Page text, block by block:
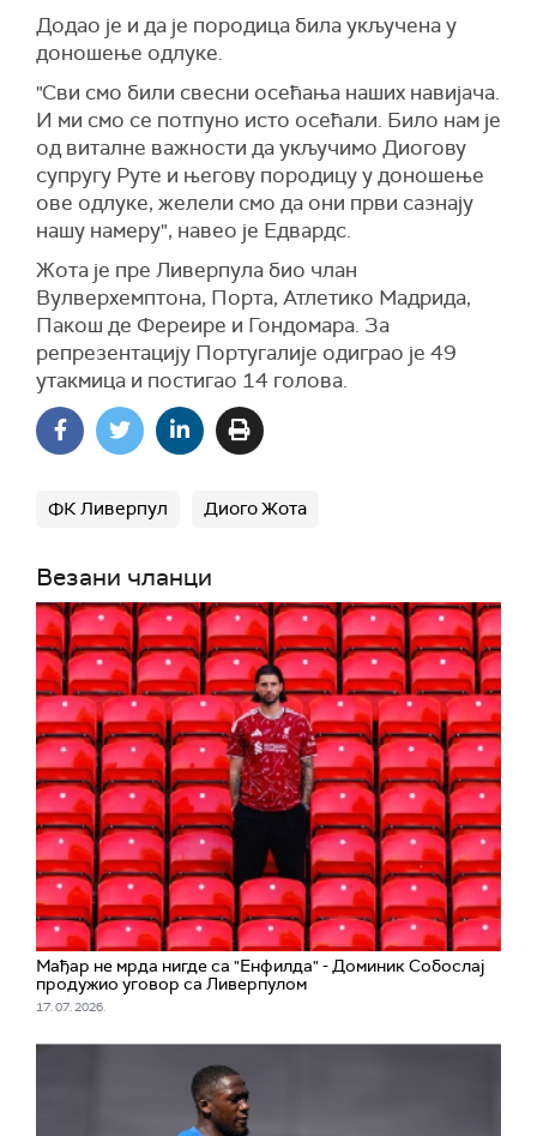
Додао је и да је породица била укључена у
доношење одлуке.
"Сви смо били свесни осећања наших навијача.
И ми смо се потпуно исто осећали. Било нам је
од виталне важности да укључимо Диогову
супругу Руте и његову породицу у доношење
ове одлуке, желели смо да они први сазнају
нашу намеру", навео је Едвардс.
Жота је пре Ливерпула био члан
Вулверхемптона, Порта, Атлетико Мадрида,
Пакош де Фереире и Гондомара. За
репрезентацију Португалије одиграо је 49
утакмица и постигао 14 голова.
ФК Ливерпул Диого Жота
Везани чланци
Мађар не мрда нигде са "Енфилда" - Доминик Собослај
продужио уговор са Ливерпулом
17. 07. 2026.